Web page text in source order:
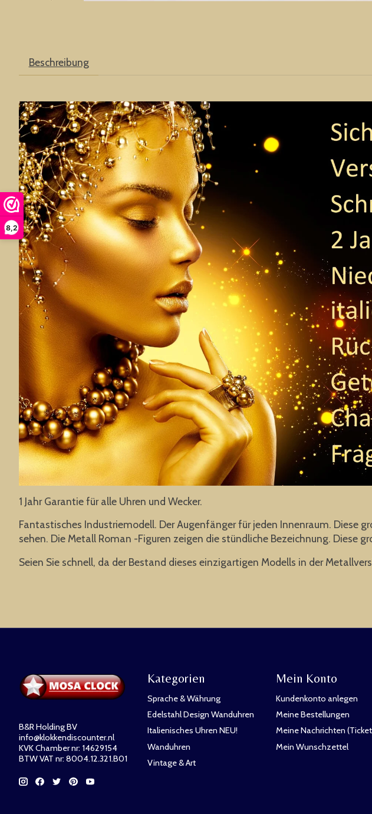
8,2
Beschreibung
1 Jahr Garantie für alle Uhren und Wecker.
Fantastisches Industriemodell. Der Augenfänger für jeden Innenraum. Diese
sehen. Die Metall Roman -Figuren zeigen die stündliche Bezeichnung. Diese
Seien Sie schnell, da der Bestand dieses einzigartigen Modells in der
B&R Holding BV
info@klokkendiscounter.nl
KVK Chamber nr: 14629154
BTW VAT nr: 8004.12.321.B01
Kategorien
Sprache & Währung
Edelstahl Design Wanduhren
Italienisches Uhren NEU!
Wanduhren
Vintage & Art
Mein Konto
Kundenkonto anlegen
Meine Bestellungen
Meine Nachrichten
Mein Wunschzettel